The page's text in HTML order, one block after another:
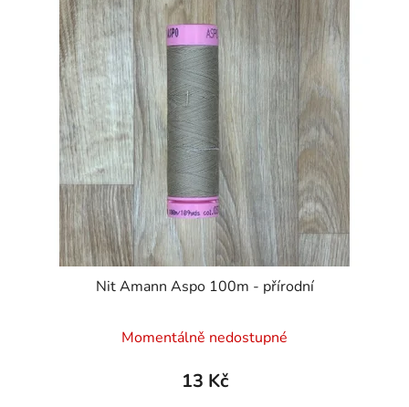
Nit Amann Aspo 100m - přírodní
Momentálně nedostupné
13 Kč